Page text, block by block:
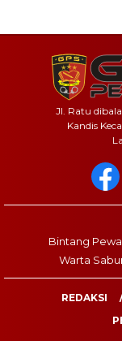
Jl. Ratu
Kandis
Bintang
Warta
REDAKSI